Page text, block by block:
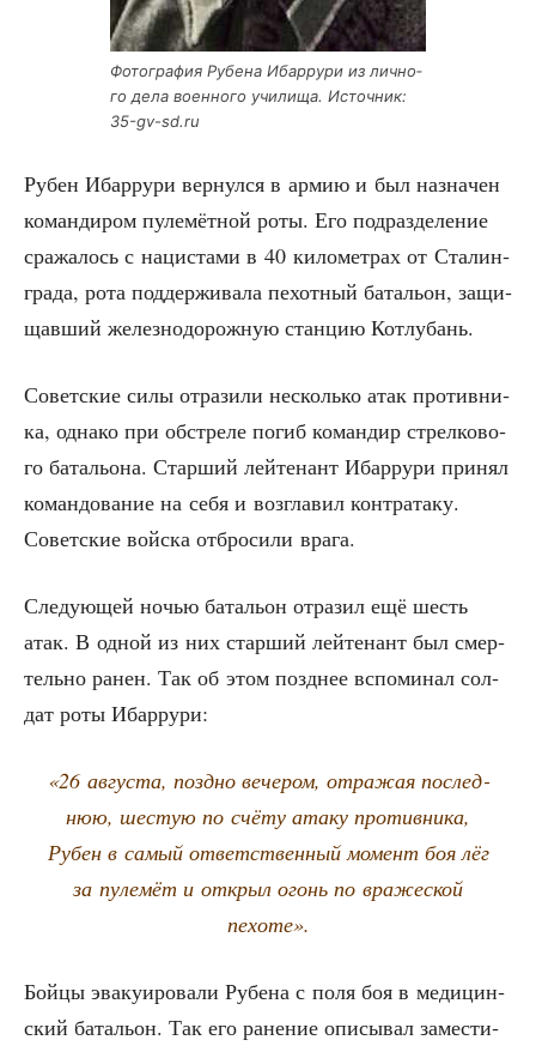
Фото­гра­фия Рубе­на Ибар­ру­ри из лич­но­
го дела воен­но­го учи­ли­ща. Источ­ник:
35-gv-sd.ru
Рубен Ибар­ру­ри вер­нул­ся в армию и был назна­чен
коман­ди­ром пуле­мёт­ной роты. Его под­раз­де­ле­ние
сра­жа­лось с наци­ста­ми в 40 кило­мет­рах от Ста­лин­
гра­да, рота под­дер­жи­ва­ла пехот­ный бата­льон, защи­
щав­ший желез­но­до­рож­ную стан­цию Котлубань.
Совет­ские силы отра­зи­ли несколь­ко атак про­тив­ни­
ка, одна­ко при обстре­ле погиб коман­дир стрел­ко­во­
го бата­льо­на. Стар­ший лей­те­нант Ибар­ру­ри при­нял
коман­до­ва­ние на себя и воз­гла­вил контр­ата­ку.
Совет­ские вой­ска отбро­си­ли врага.
Сле­ду­ю­щей ночью бата­льон отра­зил ещё шесть
атак. В одной из них стар­ший лей­те­нант был смер­
тель­но ранен. Так об этом позд­нее вспо­ми­нал сол­
дат роты Ибаррури:
«26 авгу­ста, позд­но вече­ром, отра­жая послед­
нюю, шестую по счё­ту ата­ку про­тив­ни­ка,
Рубен в самый ответ­ствен­ный момент боя лёг
за пуле­мёт и открыл огонь по вра­же­ской
пехоте».
Бой­цы эва­ку­и­ро­ва­ли Рубе­на с поля боя в меди­цин­
ский бата­льон. Так его ране­ние опи­сы­вал заме­сти­